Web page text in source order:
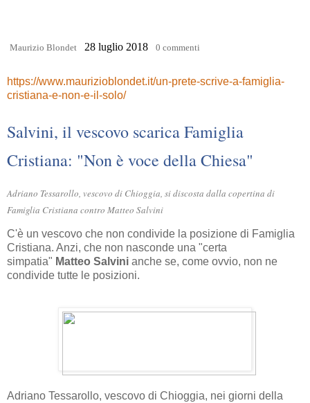
Maurizio Blondet 28 luglio 2018 0 commenti
https://www.maurizioblondet.it/un-prete-scrive-a-famiglia-
cristiana-e-non-e-il-solo/
Salvini, il vescovo scarica Famiglia
Cristiana: "Non è voce della Chiesa"
Adriano Tessarollo, vescovo di Chioggia, si discosta dalla copertina di
Famiglia Cristiana contro Matteo Salvini
C'è un vescovo che non condivide la posizione di Famiglia
Cristiana. Anzi, che non nasconde una "certa
simpatia" Matteo Salvini anche se, come ovvio, non ne
condivide tutte le posizioni.
Adriano Tessarollo, vescovo di Chioggia, nei giorni della